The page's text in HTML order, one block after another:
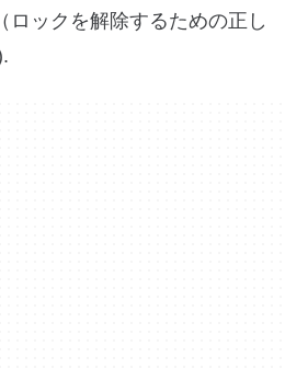
ロックを解除するための正し